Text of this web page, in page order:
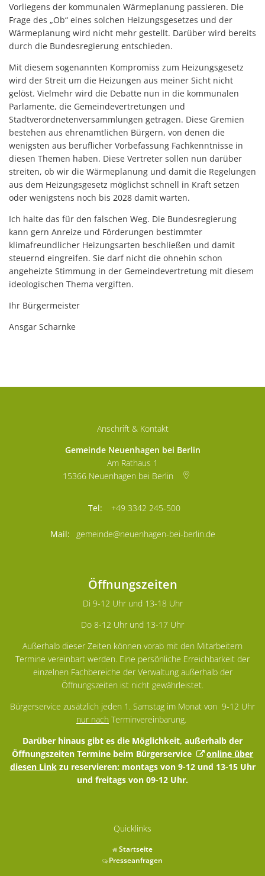
Vorliegens der kommunalen Wärmeplanung passieren. Die
Frage des „Ob“ eines solchen Heizungsgesetzes und der
Wärmeplanung wird nicht mehr gestellt. Darüber wird bereits
durch die Bundesregierung entschieden.
Mit diesem sogenannten Kompromiss zum Heizungsgesetz
wird der Streit um die Heizungen aus meiner Sicht nicht
gelöst. Vielmehr wird die Debatte nun in die kommunalen
Parlamente, die Gemeindevertretungen und
Stadtverordnetenversammlungen getragen. Diese Gremien
bestehen aus ehrenamtlichen Bürgern, von denen die
wenigsten aus beruflicher Vorbefassung Fachkenntnisse in
diesen Themen haben. Diese Vertreter sollen nun darüber
streiten, ob wir die Wärmeplanung und damit die Regelungen
aus dem Heizungsgesetz möglichst schnell in Kraft setzen
oder wenigstens noch bis 2028 damit warten.
Ich halte das für den falschen Weg. Die Bundesregierung
kann gern Anreize und Förderungen bestimmter
klimafreundlicher Heizungsarten beschließen und damit
steuernd eingreifen. Sie darf nicht die ohnehin schon
angeheizte Stimmung in der Gemeindevertretung mit diesem
ideologischen Thema vergiften.
Ihr Bürgermeister
Ansgar Scharnke
Anschrift & Kontakt
Gemeinde Neuenhagen bei Berlin
Am Rathaus 1
15366 Neuenhagen bei Berlin
+49 3342 245-500
gemeinde@neuenhagen-bei-berlin.de
Öffnungszeiten
Di 9-12 Uhr und 13-18 Uhr
Do 8-12 Uhr und 13-17 Uhr
Außerhalb dieser Zeiten können vorab mit den Mitarbeitern
Termine vereinbart werden. Eine persönliche Erreichbarkeit der
einzelnen Fachbereiche der Verwaltung außerhalb der
Öffnungszeiten ist nicht gewährleistet.
Bürgerservice zusätzlich jeden 1. Samstag im Monat von 9-12 Uhr
nur nach Terminvereinbarung.
Darüber hinaus gibt es die Möglichkeit, außerhalb der
Öffnungszeiten Termine beim Bürgerservice
online über
diesen Linkzu reservieren: montags von 9-12 und 13-15 Uhr
und freitags von 09-12 Uhr.
Quicklinks
Startseite
Presseanfragen